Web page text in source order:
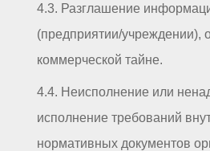
4.3. Разглашение
(предприятии/учреждении),
коммерческой тайне.
4.4. Неисполнение или
исполнение требований
нормативных документов